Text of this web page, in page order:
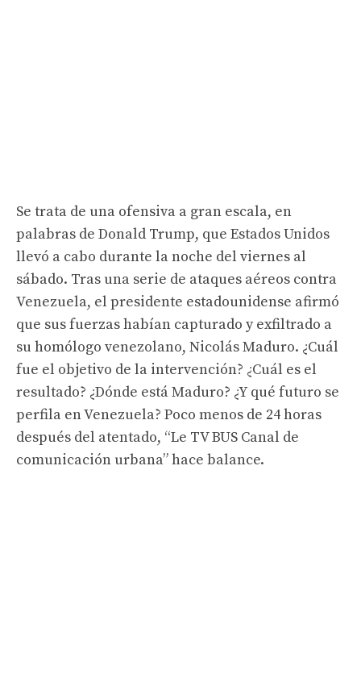
Se trata de una ofensiva a gran escala, en
palabras de Donald Trump, que Estados Unidos
llevó a cabo durante la noche del viernes al
sábado. Tras una serie de ataques aéreos contra
Venezuela, el presidente estadounidense afirmó
que sus fuerzas habían capturado y exfiltrado a
su homólogo venezolano, Nicolás Maduro. ¿Cuál
fue el objetivo de la intervención? ¿Cuál es el
resultado? ¿Dónde está Maduro? ¿Y qué futuro se
perfila en Venezuela? Poco menos de 24 horas
después del atentado, “Le TV BUS Canal de
comunicación urbana” hace balance.